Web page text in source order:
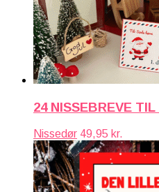
24 NISSEBREVE
Nissedør 49,95 kr.